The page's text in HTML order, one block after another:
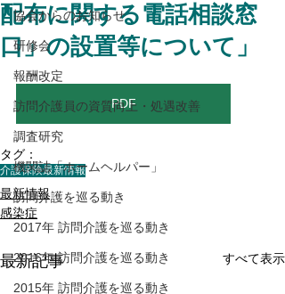
協会からのお知らせ
研修会
報酬改定
訪問介護員の資質向上・処遇改善
調査研究
機関誌「ホームヘルパー」
訪問介護を巡る動き
2017年 訪問介護を巡る動き
2016年 訪問介護を巡る動き
2015年 訪問介護を巡る動き
配布に関する電話相談窓
口」の設置等について」
PDF
タグ：
介護保険最新情報
最新情報
感染症
最新記事 すべて表示